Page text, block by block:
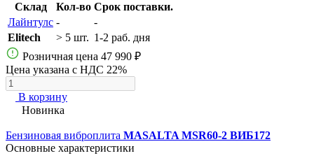
Склад Кол-во Срок поставки.
Лайнтулс -
-
Elitech
> 5 шт. 1-2 раб. дня
Розничная цена 47 990 ₽
Цена указана с НДС 22%
В корзину
Новинка
Бензиновая виброплита MASALTA MSR60-2 ВИБ172
Основные характеристики